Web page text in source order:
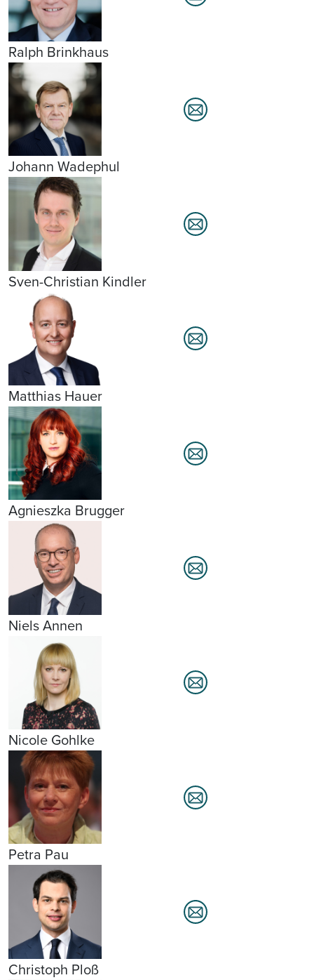
Ralph Brinkhaus
Johann Wadephul
Sven-Christian Kindler
Matthias Hauer
Agnieszka Brugger
Niels Annen
Nicole Gohlke
Petra Pau
Christoph Ploß